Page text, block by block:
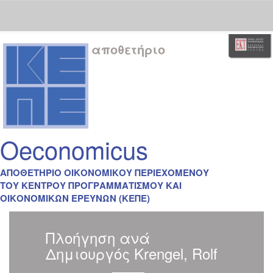
Skip
navigation
αποθετήριο
Oeconomicus
ΑΠΟΘΕΤΗΡΙΟ ΟΙΚΟΝΟΜΙΚΟΥ ΠΕΡΙΕΧΟΜΕΝΟΥ
ΤΟΥ ΚΕΝΤΡΟΥ ΠΡΟΓΡΑΜΜΑΤΙΣΜΟΥ ΚΑΙ
ΟΙΚΟΝΟΜΙΚΩΝ ΕΡΕΥΝΩΝ (ΚΕΠΕ)
Πλοήγηση ανά
Δημιουργός Krengel, Rolf